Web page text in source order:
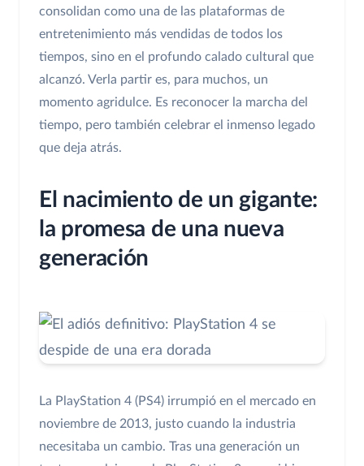
consolidan como una de las plataformas de
entretenimiento más vendidas de todos los
tiempos, sino en el profundo calado cultural que
alcanzó. Verla partir es, para muchos, un
momento agridulce. Es reconocer la marcha del
tiempo, pero también celebrar el inmenso legado
que deja atrás.
El nacimiento de un gigante:
la promesa de una nueva
generación
La PlayStation 4 (PS4) irrumpió en el mercado en
noviembre de 2013, justo cuando la industria
necesitaba un cambio. Tras una generación un